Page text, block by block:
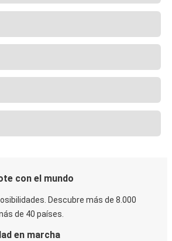
con el mundo
Descubre más de 8.000
de 40 países.
en marcha